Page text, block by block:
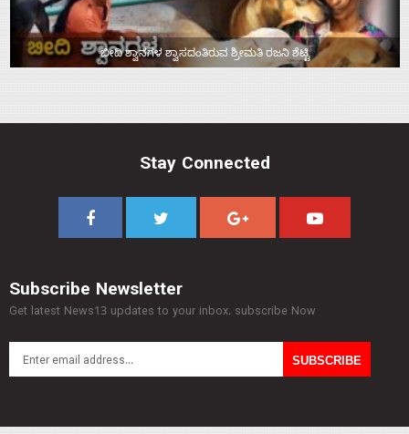
ಬೀದಿ ಶ್ವಾನಗಳ ಶ್ವಾಸದಂತಿರುವ ಶ್ರೀಮತಿ ರಜನಿ ಶೆಟ್ಟಿ
Stay Connected
Subscribe Newsletter
Get latest News13 updates to your inbox. subscribe Now